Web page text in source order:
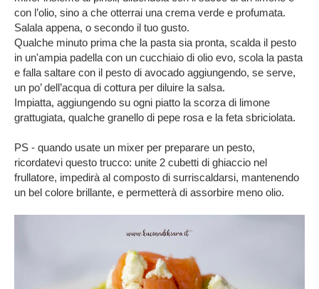
con l’olio, sino a che otterrai una crema verde e profumata.
Salala appena, o secondo il tuo gusto.
Qualche minuto prima che la pasta sia pronta, scalda il pesto
in un'ampia padella con un cucchiaio di olio evo, scola la pasta
e falla saltare con il pesto di avocado aggiungendo, se serve,
un po’ dell’acqua di cottura per diluire la salsa.
Impiatta, aggiungendo su ogni piatto la scorza di limone
grattugiata, qualche granello di pepe rosa e la feta sbriciolata.
PS - quando usate un mixer per preparare un pesto,
ricordatevi questo trucco: unite 2 cubetti di ghiaccio nel
frullatore, impedirà al composto di surriscaldarsi, mantenendo
un bel colore brillante, e permetterà di assorbire meno olio.